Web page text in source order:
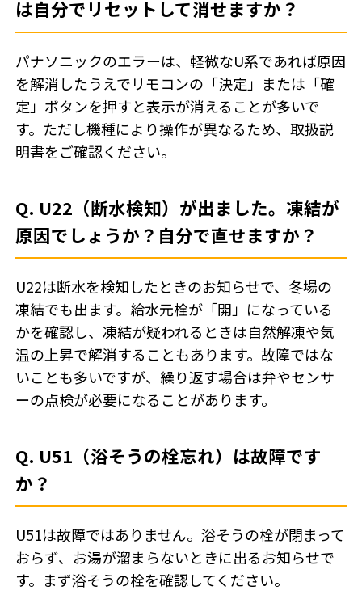
は自分でリセットして消せますか？
パナソニックのエラーは、軽微なU系であれば原因
を解消したうえでリモコンの「決定」または「確
定」ボタンを押すと表示が消えることが多いで
す。ただし機種により操作が異なるため、取扱説
明書をご確認ください。
Q. U22（断水検知）が出ました。凍結が
原因でしょうか？自分で直せますか？
U22は断水を検知したときのお知らせで、冬場の
凍結でも出ます。給水元栓が「開」になっている
かを確認し、凍結が疑われるときは自然解凍や気
温の上昇で解消することもあります。故障ではな
いことも多いですが、繰り返す場合は弁やセンサ
ーの点検が必要になることがあります。
Q. U51（浴そうの栓忘れ）は故障です
か？
U51は故障ではありません。浴そうの栓が閉まって
おらず、お湯が溜まらないときに出るお知らせで
す。まず浴そうの栓を確認してください。